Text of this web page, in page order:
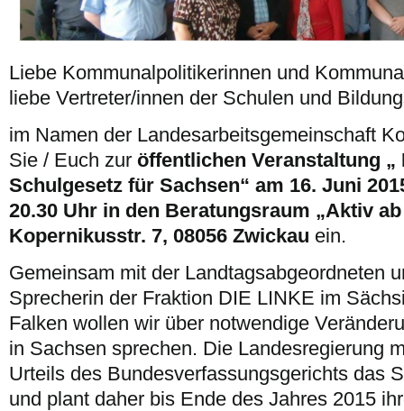
Liebe Kommunalpolitikerinnen und
liebe Vertreter/innen der Schulen und
im Namen der Landesarbeitsgemeinschaft
Sie / Euch zur öffentlichen Veranstaltung
Schulgesetz für Sachsen“ am 16. Juni
20.30 Uhr in den Beratungsraum „Aktiv ab
Kopernikusstr. 7, 08056 Zwickau ein.
Gemeinsam mit der Landtagsabgeordneten
Sprecherin der Fraktion DIE LINKE im
Falken wollen wir über notwendige
in Sachsen sprechen. Die Landesregierung
Urteils des Bundesverfassungsgerichts das
und plant daher bis Ende des Jahres 2015